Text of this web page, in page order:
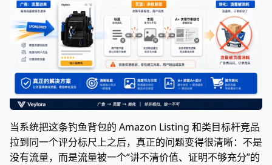
当系统把这条钓鱼背包的 Amazon Listing 和类目标杆竞品
拉到同一个评分标尺上之后，真正的问题变得很清晰：不是
没有流量，而是流量被一个“讲不清价值、证明不够充分”的